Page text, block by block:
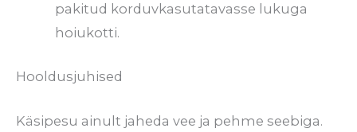
pakitud korduvkasutatavasse lukuga
hoiukotti.
Hooldusjuhised
Käsipesu ainult jaheda vee ja pehme seebiga.